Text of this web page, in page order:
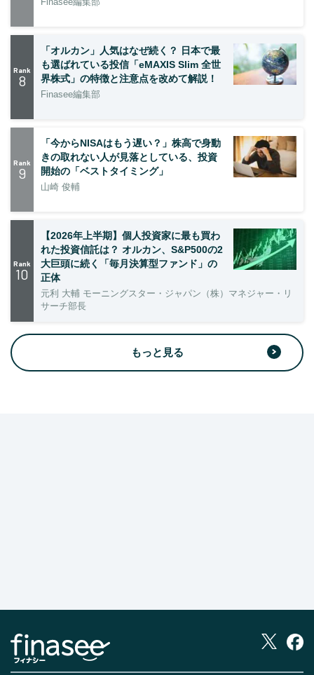
Rank
8
「オルカン」人気はなぜ続く？ 日本で最
も選ばれている投信「eMAXIS Slim 全世
界株式」の特徴と注意点を改めて解説！
Finasee編集部
Rank
9
「今からNISAはもう遅い？」株高で身動
きの取れない人が見落としている、投資
開始の「ベストタイミング」
山崎 俊輔
Rank
10
【2026年上半期】個人投資家に最も買わ
れた投資信託は？ オルカン、S&P500の2
大巨頭に続く「毎月決算型ファンド」の
正体
元利 大輔 モーニングスター・ジャパン（株）マネジャー・リ
サーチ部長
もっと見る